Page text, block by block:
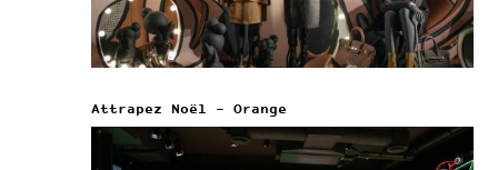
Attrapez Noël – Orange